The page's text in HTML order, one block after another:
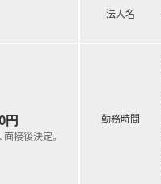
円
接後決定。
法人名
勤務時間